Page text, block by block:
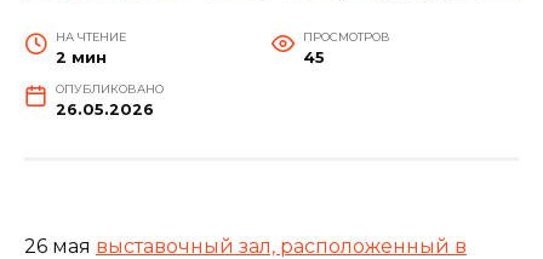
НА ЧТЕНИЕ
2 мин
ПРОСМОТРОВ
45
ОПУБЛИКОВАНО
26.05.2026
26 мая выставочный зал, расположенный в